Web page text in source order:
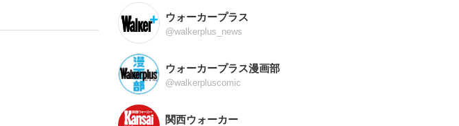
ウォーカープラス
@walkerplus_news
ウォーカープラス漫画部
@walkerpluscomic
関西ウォーカー